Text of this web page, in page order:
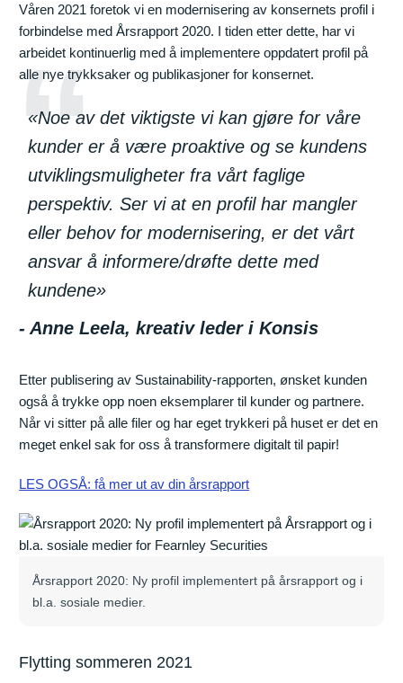
Våren 2021 foretok vi en modernisering av konsernets profil i
forbindelse med Årsrapport 2020. I tiden etter dette, har vi
arbeidet kontinuerlig med å implementere oppdatert profil på
alle nye trykksaker og publikasjoner for konsernet.
«Noe av det viktigste vi kan gjøre for våre
kunder er å være proaktive og se kundens
utviklingsmuligheter fra vårt faglige
perspektiv. Ser vi at en profil har mangler
eller behov for modernisering, er det vårt
ansvar å informere/drøfte dette med
kundene»
Anne Leela, kreativ leder i Konsis
Etter publisering av Sustainability-rapporten, ønsket kunden
også å trykke opp noen eksemplarer til kunder og partnere.
Når vi sitter på alle filer og har eget trykkeri på huset er det en
meget enkel sak for oss å transformere digitalt til papir!
LES OGSÅ: få mer ut av din årsrapport
Årsrapport 2020: Ny profil implementert på årsrapport og i
bl.a. sosiale medier.
Flytting sommeren 2021